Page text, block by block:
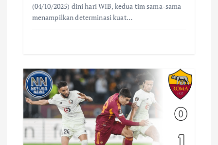
(04/10/2025) dini hari WIB, kedua tim sama-sama
menampilkan determinasi kuat…